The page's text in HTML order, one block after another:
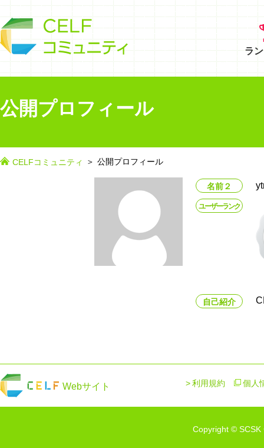
ラ
公開プロフィール
CELFコミュニティ 公開プロフィール
名前２
ユーザーランク
自己紹介
Webサイト 個人
利用規約
Copyright ©